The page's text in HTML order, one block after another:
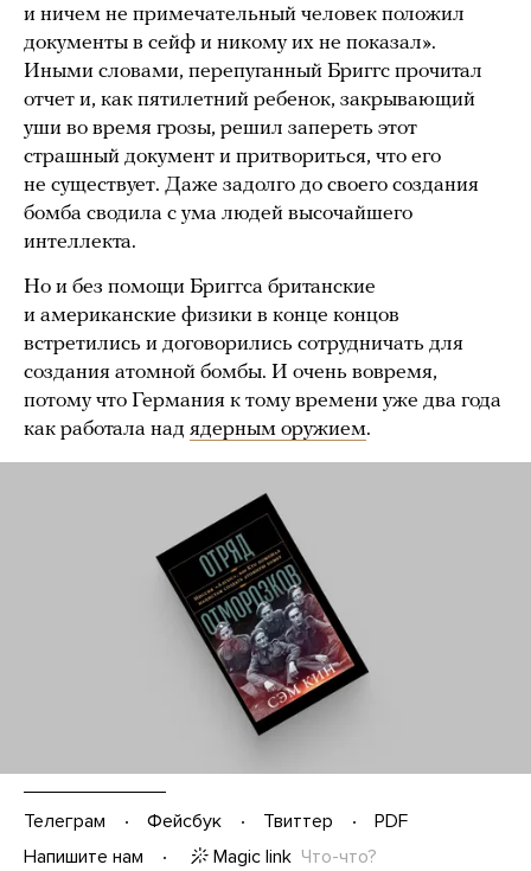
и ничем не примечательный человек положил
документы в сейф и никому их не показал».
Иными словами, перепуганный Бриггс прочитал
отчет и, как пятилетний ребенок, закрывающий
уши во время грозы, решил запереть этот
страшный документ и притвориться, что его
не существует. Даже задолго до своего создания
бомба сводила с ума людей высочайшего
интеллекта.
Но и без помощи Бриггса британские
и американские физики в конце концов
встретились и договорились сотрудничать для
создания атомной бомбы. И очень вовремя,
потому что Германия к тому времени уже два года
как работала над ядерным оружием.
Телеграм Фейсбук Твиттер
PDF
Напишите нам
Magic link Что-что?